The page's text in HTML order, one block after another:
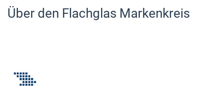
Über den Flachglas Markenkreis